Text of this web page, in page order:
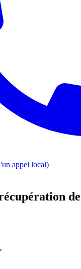
appel local)
›